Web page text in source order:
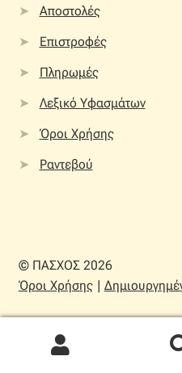
Αποστολές
Επιστροφές
Πληρωμές
Λεξικό Υφασμάτων
Όροι Χρήσης
Ραντεβού
© ΠΑΣΧΟΣ 2026
Όροι Χρήσης